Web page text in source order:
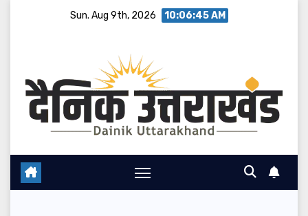
Sun. Aug 9th, 2026 10:06:46 AM